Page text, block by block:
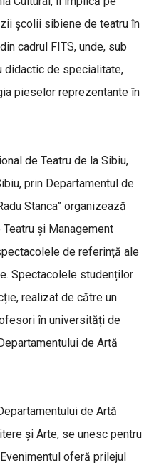
școlii sibiene de teatru în
cadrul FITS, unde, sub
didactic de specialitate,
pieselor reprezentante în
de Teatru de la Sibiu,
prin Departamentul de
Stanca” organizează
și Management
de referință ale
Spectacolele studenților
realizat de către un
în universități de
de Artă
de Artă
și Arte, se unesc pentru
oferă prilejul